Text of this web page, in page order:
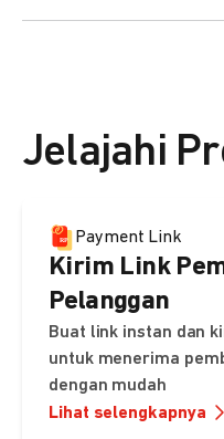
Jelajahi
Payment Link
Kirim Link
Pelanggan
Buat link instan dan
untuk menerima
dengan mudah
Lihat selengkapnya